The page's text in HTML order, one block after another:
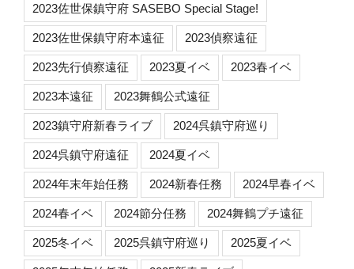
2023佐世保鎮守府 SASEBO Special Stage!
2023佐世保鎮守府本遠征 2023偵察遠征
2023先行偵察遠征 2023夏イベ 2023春イベ
2023本遠征 2023舞鶴公式遠征
2023鎮守府新春ライブ 2024呉鎮守府巡り
2024呉鎮守府遠征 2024夏イベ
2024年末年始任務 2024新春任務 2024早春イベ
2024春イベ 2024節分任務 2024舞鶴プチ遠征
2025冬イベ 2025呉鎮守府巡り 2025夏イベ